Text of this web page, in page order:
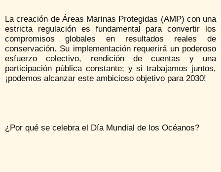
La creación de Áreas Marinas Protegidas (AMP) con una
estricta regulación es fundamental para convertir los
compromisos globales en resultados reales de
conservación. Su implementación requerirá un poderoso
esfuerzo colectivo, rendición de cuentas y una
participación pública constante; y si trabajamos juntos,
¡podemos alcanzar este ambicioso objetivo para 2030!
¿Por qué se celebra el Día Mundial de los Océanos?